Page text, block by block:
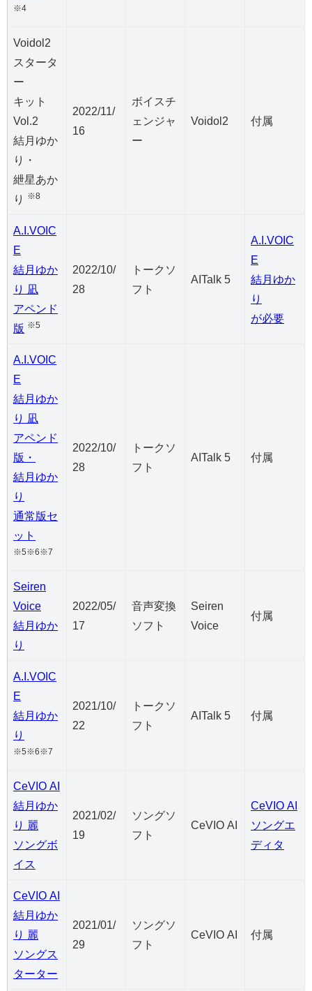
※4
Voidol2
スタータ
ー
キット
Vol.2
結月ゆか
り・
紲星あか
り
※8
2022/11/
16
ボイスチ
ェンジャ
ー
Voidol2 付属
A.I.VOIC
E
結月ゆか
り 凪
アペンド
版 ※5
2022/10/
28
トークソ
フト
AITalk 5
A.I.VOIC
E
結月ゆか
り
が必要
A.I.VOIC
E
結月ゆか
り 凪
アペンド
版・
結月ゆか
り
通常版セ
ット
※5※6※7
2022/10/
28
トークソ
フト
AITalk 5 付属
Seiren
Voice
結月ゆか
り
2022/05/
17
音声変換
ソフト
Seiren
Voice
付属
A.I.VOIC
E
結月ゆか
り
※5※6※7
2021/10/
22
トークソ
フト
AITalk 5 付属
CeVIO AI
結月ゆか
り 麗
ソングボ
イス
2021/02/
19
ソングソ
フト
CeVIO AI
CeVIO AI
ソングエ
ディタ
CeVIO AI
結月ゆか
り 麗
ソングス
ターター
2021/01/
29
ソングソ
フト
CeVIO AI 付属